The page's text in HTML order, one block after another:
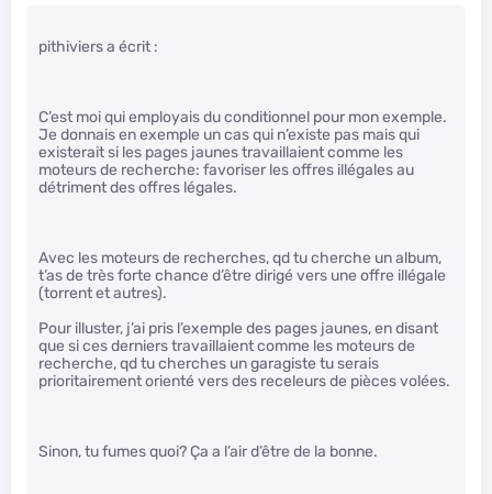
pithiviers a écrit :
C’est moi qui employais du conditionnel pour mon exemple.
Je donnais en exemple un cas qui n’existe pas mais qui
existerait si les pages jaunes travaillaient comme les
moteurs de recherche: favoriser les offres illégales au
détriment des offres légales.
Avec les moteurs de recherches, qd tu cherche un album,
t’as de très forte chance d’être dirigé vers une offre illégale
(torrent et autres).
Pour illuster, j’ai pris l’exemple des pages jaunes, en disant
que si ces derniers travaillaient comme les moteurs de
recherche, qd tu cherches un garagiste tu serais
prioritairement orienté vers des receleurs de pièces volées.
Sinon, tu fumes quoi? Ça a l’air d’être de la bonne.